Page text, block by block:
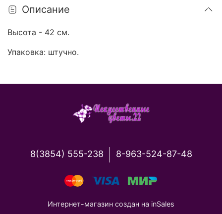
Описание
Высота - 42 см.
Упаковка: штучно.
8(3854) 555-238 8-963-524-87-48
Интернет-магазин создан на inSales